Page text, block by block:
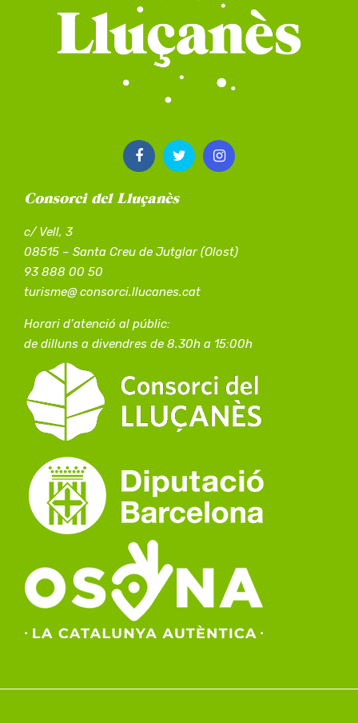
Consorci del Lluçanès
c/ Vell, 3
08515 – Santa Creu de Jutglar (Olost)
93 888 00 50
turisme@ consorci.llucanes.cat
Horari d’atenció al públic:
de dilluns a divendres de 8.30h a 15:00h